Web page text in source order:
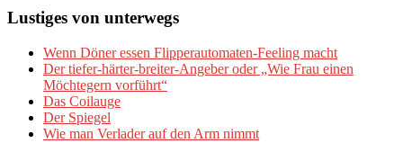
Lustiges von unterwegs
Wenn Döner essen Flipperautomaten-Feeling macht
Der tiefer-härter-breiter-Angeber oder „Wie Frau einen
Möchtegern vorführt“
Das Coilauge
Der Spiegel
Wie man Verlader auf den Arm nimmt